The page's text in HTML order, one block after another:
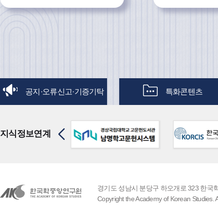
공지·오류신고·기증기탁 특화콘텐츠
지식정보연계
경기도 성남시 분당구 하오개로 323 한국
Copyright the Academy of Korean Studies.